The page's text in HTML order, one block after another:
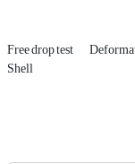
Free drop test
Shell